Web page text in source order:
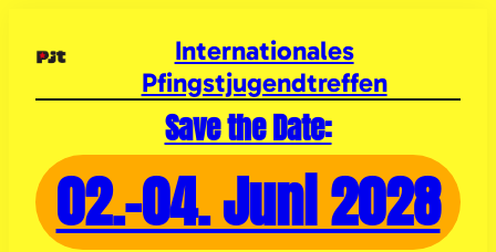
springen
Internationales
Pfingstjugendtreffen
Save the Date:
02.-04. Juni 2028